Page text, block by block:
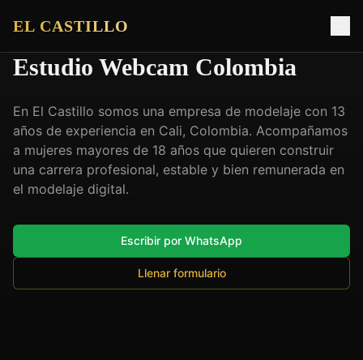
EL CASTILLO
Estudio Webcam Colombia
En El Castillo somos una empresa de modelaje con 13
años de experiencia en Cali, Colombia. Acompañamos
a mujeres mayores de 18 años que quieren construir
una carrera profesional, estable y bien remunerada en
el modelaje digital.
Escribir por WhatsApp
Llenar formulario